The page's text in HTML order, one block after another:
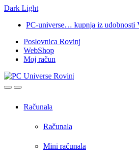
Dark Light
navigation
content
PC-universe… kupnja iz udobnosti
Poslovnica Rovinj
WebShop
Moj račun
OpenClose
Računala
Računala
Mini računala